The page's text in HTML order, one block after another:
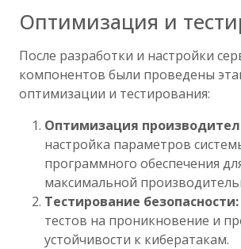
Оптимизация и
После разработки и настройки
компонентов были проведены
оптимизации и тестирования:
Оптимизация
настройка параметров
программного обеспечения
максимальной
Тестирование безопасности:
тестов на проникновение и
устойчивости к кибератакам.